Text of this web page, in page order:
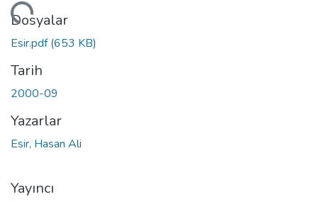
Dosyalar
Esir.pdf(653 KB)
Tarih
2000-09
Yazarlar
Esir, Hasan Ali
Yayıncı